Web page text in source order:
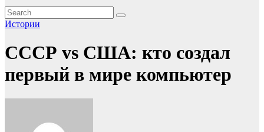
Истории
СССР vs США: кто создал
первый в мире компьютер